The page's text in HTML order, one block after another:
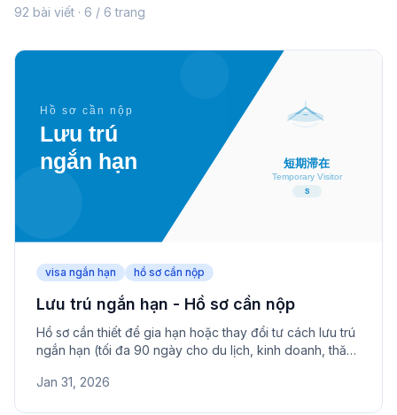
92 bài viết · 6 / 6 trang
visa ngắn hạn hồ sơ cần nộp
Lưu trú ngắn hạn - Hồ sơ cần nộp
Hồ sơ cần thiết để gia hạn hoặc thay đổi tư cách lưu trú
ngắn hạn (tối đa 90 ngày cho du lịch, kinh doanh, thăm
minh tài chính.
Jan 31, 2026